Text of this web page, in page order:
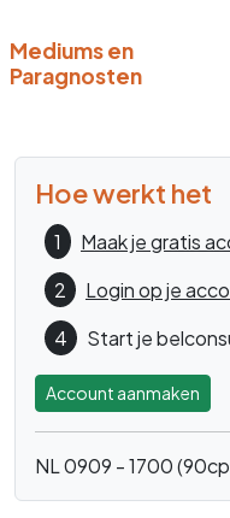
Mediums en
Paragnosten
Hoe werkt het
1
Maak je gratis
2
Login op je
4
Start je
Account aanmaken
NL 0909 - 1700